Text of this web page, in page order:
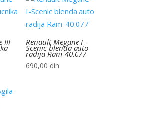
III Renault Megane I-
Scenic blenda auto
radija Ram-40.077
690,00 din